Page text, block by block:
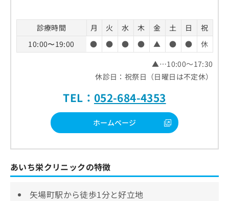
診療時間 月 火 水 木 金 土 日
祝
10:00〜19:00
● ● ● ● ▲ ● ●
休
▲…10:00～17:30
休診日：祝祭日（日曜日は不定休）
TEL： 052-684-4353
ホームページ
あいち栄クリニックの特徴
矢場町駅から徒歩1分と好立地